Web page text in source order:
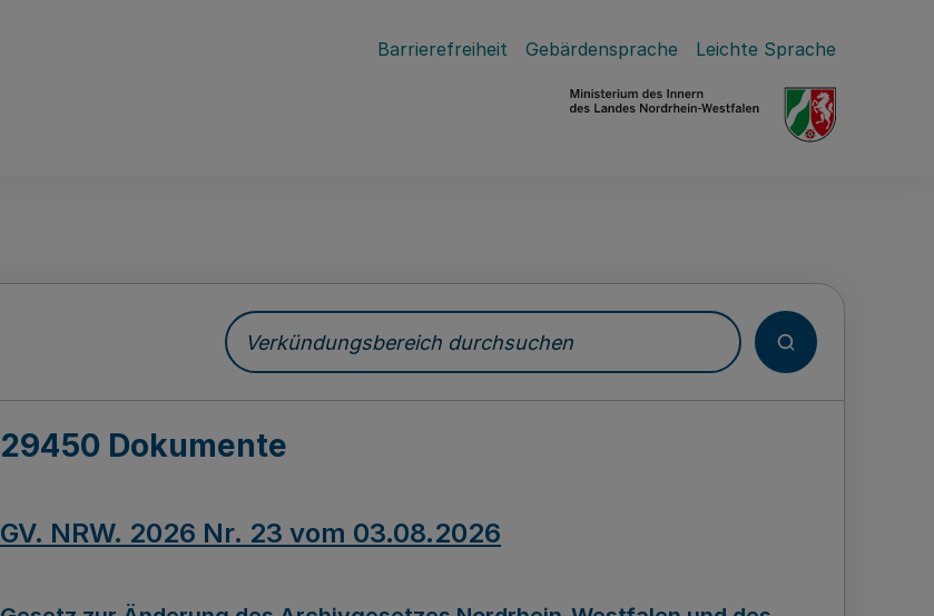
Barrierefreiheit Gebärdensprache Leichte Sprache
Verkündungsbereich durchsuchen
29450 Dokumente
GV. NRW. 2026 Nr. 23 vom 03.08.2026